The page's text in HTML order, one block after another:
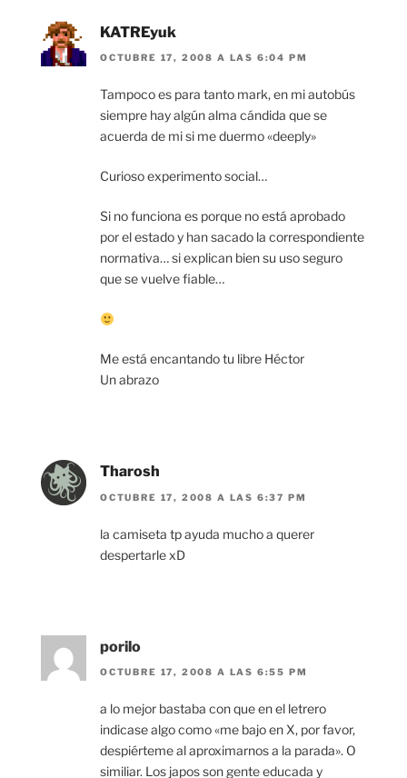
KATREyuk
OCTUBRE 17, 2008 A LAS 6:04 PM
Tampoco es para tanto mark, en mi autobús
siempre hay algún alma cándida que se
acuerda de mi si me duermo «deeply»
Curioso experimento social…
Si no funciona es porque no está aprobado
por el estado y han sacado la correspondiente
normativa… si explican bien su uso seguro
que se vuelve fiable…
Me está encantando tu libre Héctor
Un abrazo
Tharosh
OCTUBRE 17, 2008 A LAS 6:37 PM
la camiseta tp ayuda mucho a querer
despertarle xD
porilo
OCTUBRE 17, 2008 A LAS 6:55 PM
a lo mejor bastaba con que en el letrero
indicase algo como «me bajo en X, por favor,
despiérteme al aproximarnos a la parada». O
similiar. Los japos son gente educada y